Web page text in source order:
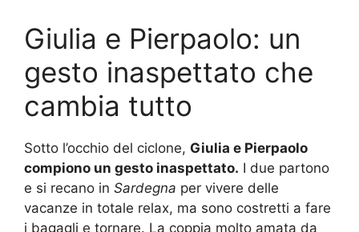
Giulia e Pierpaolo: un
gesto inaspettato che
cambia tutto
Sotto l’occhio del ciclone, Giulia e Pierpaolo
compiono un gesto inaspettato. I due partono
e si recano in Sardegna per vivere delle
vacanze in totale relax, ma sono costretti a fare
i bagagli e tornare. La coppia molto amata da